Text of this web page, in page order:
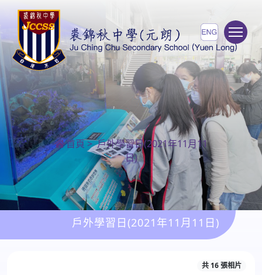
首頁>戶外學習日(2021年11月11
日)
戶外學習日(2021年11月11日)
共 16 張相片